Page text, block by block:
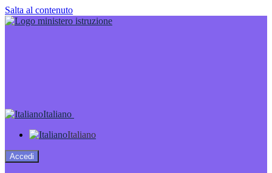
Salta al contenuto
Italiano
Italiano
Accedi